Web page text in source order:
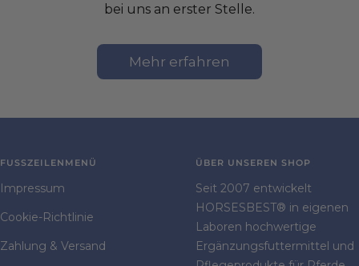
bei uns an erster Stelle.
Mehr erfahren
FUSSZEILENMENÜ
Impressum
Cookie-Richtlinie
Zahlung & Versand
ÜBER UNSEREN SHOP
Seit 2007 entwickelt
HORSESBEST® in eigenen
Laboren hochwertige
Ergänzungsfuttermittel und